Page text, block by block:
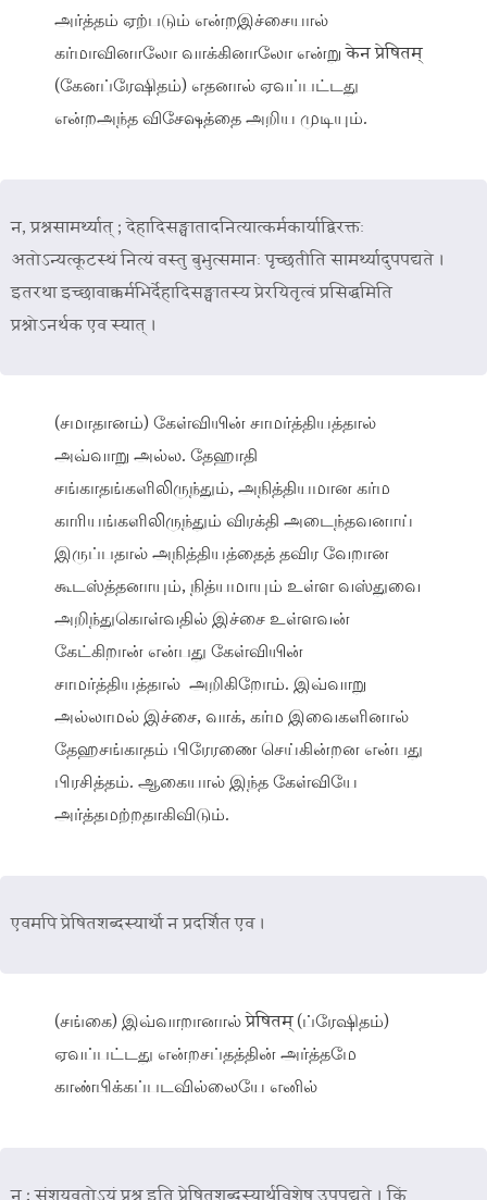
அர்த்தம் ஏற்படும் என்றஇச்சையால்
கர்மாவினாலோ வாக்கினாலோ என்று केन प्रेषितम्
(கேனப்ரேஷிதம்) எதனால் ஏவப்பட்டது
என்றஅந்த விசேஷத்தை அறிய முடியும்.
न, प्रश्नसामर्थ्यात् ; देहादिसङ्घातादनित्यात्कर्मकार्याद्विरक्तः
अतोऽन्यत्कूटस्थं नित्यं वस्तु बुभुत्समानः पृच्छतीति सामर्थ्यादुपपद्यते ।
इतरथा इच्छावाक्कर्मभिर्देहादिसङ्घातस्य प्रेरयितृत्वं प्रसिद्धमिति
प्रश्नोऽनर्थक एव स्यात् ।
(சமாதானம்) கேள்வியின் சாமர்த்தியத்தால்
அவ்வாறு அல்ல. தேஹாதி
சங்காதங்களிலிருந்தும், அநித்தியமான கர்ம
காரியங்களிலிருந்தும் விரக்தி அடைந்தவனாய்
இருப்பதால் அநித்தியத்தைத் தவிர வேறான
கூடஸ்த்தனாயும், நித்யமாயும் உள்ள வஸ்துவை
அறிந்துகொள்வதில் இச்சை உள்ளவன்
கேட்கிறான் என்பது கேள்வியின்
சாமர்த்தியத்தால் அறிகிறோம். இவ்வாறு
அல்லாமல் இச்சை, வாக், கர்ம இவைகளினால்
தேஹசங்காதம் பிரேரணை செய்கின்றன என்பது
பிரசித்தம். ஆகையால் இந்த கேள்வியே
அர்த்தமற்றதாகிவிடும்.
एवमपि प्रेषितशब्दस्यार्थो न प्रदर्शित एव ।
(சங்கை) இவ்வாறானால் प्रेषितम् (ப்ரேஷிதம்)
ஏவப்பட்டது என்றசப்தத்தின் அர்த்தமே
காண்பிக்கப்படவில்லையே எனில்